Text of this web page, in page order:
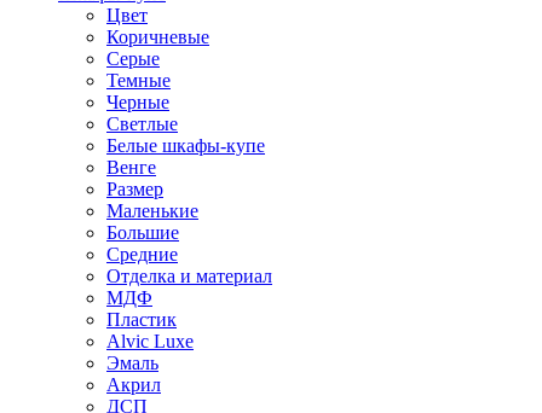
Цвет
Коричневые
Серые
Темные
Черные
Светлые
Белые шкафы-купе
Венге
Размер
Маленькие
Большие
Средние
Отделка и материал
МДФ
Пластик
Alvic Luxe
Эмаль
Акрил
ДСП